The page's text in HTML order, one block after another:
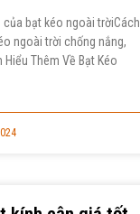
của bạt kéo ngoài trờiCách
ngoài trời chống nắng,
Thêm Về Bạt Kéo